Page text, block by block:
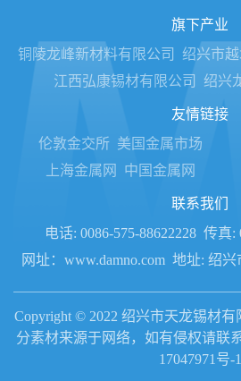
旗下产业
铜陵龙峰新材料有限公司
绍兴市
江西弘康锡材有限公司
绍兴
友情链接
伦敦金交所 美国金属市场
上海金属网
中国金属网
联系我们
电话: 0086-575-88622228 传真:
网址：www.damno.com 地址: 绍兴
Copyright © 2022 绍兴市天龙锡材
分素材来源于网络，如有侵权请联
17047971号-1